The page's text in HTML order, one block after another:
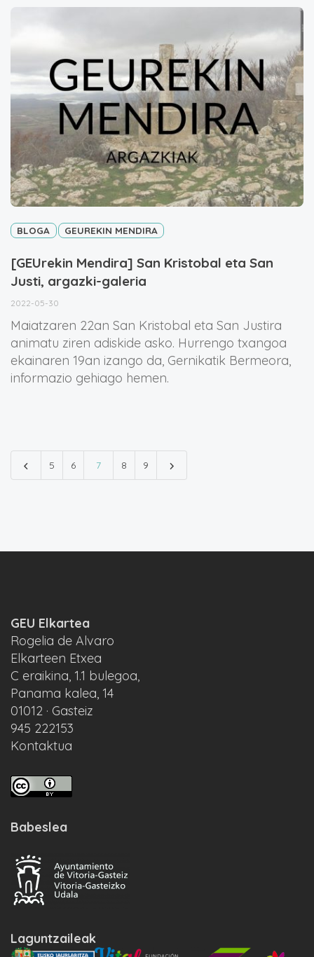
BLOGA GEUREKIN MENDIRA
[GEUrekin Mendira] San Kristobal eta San
Justi, argazki-galeria
2022-05-30
Maiatzaren 22an San Kristobal eta San Justira
animatu ziren adiskide asko. Hurrengo txangoa
ekainaren 19an izango da, Gernikatik Bermeora,
informazio gehiago hemen.
5 6 7 8 9
GEU Elkartea
Rogelia de Alvaro
Elkarteen Etxea
C eraikina, 1.1 bulegoa,
Panama kalea, 14
01012 · Gasteiz
945 222153
Kontaktua
Babeslea
Laguntzaileak